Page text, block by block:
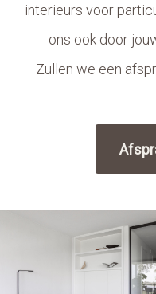
interieurs voor
ons ook door
Zullen we een